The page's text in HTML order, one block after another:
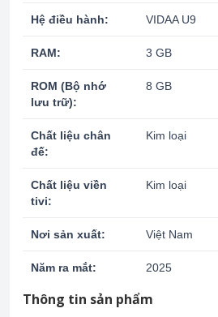
Hệ điều hành: VIDAA U9
RAM: 3 GB
ROM (Bộ nhớ
lưu trữ):
8 GB
Chất liệu chân
đế:
Kim loại
Chất liệu viền
tivi:
Kim loại
Nơi sản xuất: Việt Nam
Năm ra mắt: 2025
Thông tin sản phẩm